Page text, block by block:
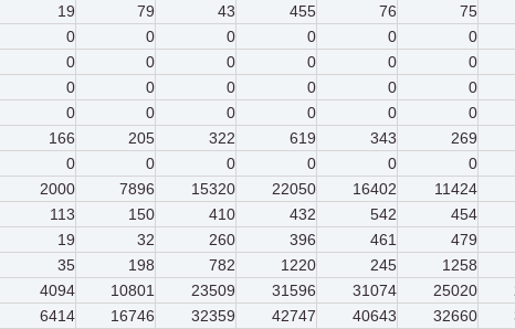
19 79 43 455 76 75
0 0 0 0 0 0
0 0 0 0 0 0
0 0 0 0 0 0
0 0 0 0 0 0
166 205 322 619 343 269
0 0 0 0 0 0
2000 7896 15320 22050 16402 11424
113 150 410 432 542 454
19 32 260 396 461 479
35 198 782 1220 245 1258
4094 10801 23509 31596 31074 25020
6414 16746 32359 42747 40643 32660